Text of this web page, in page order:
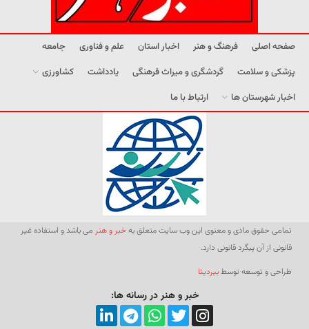
صفحه اصلی فرهنگ و هنر اخبار استان علم و فناوری
جامعه
پزشکی و سلامت
گردشگری و میراث فرهنگی یادداشت
کشاورزی
اخبار شهرستان ها
ارتباط با ما
تمامی حقوق مادی و معنوی این وب سایت متعلق بهخبر و هنر می باشد و استفاده غیر
قانونی از آن پیگرد قانونی دارد.
طراحی و توسعه توسطبیردیتا
خبر و هنر در رسانه ها: